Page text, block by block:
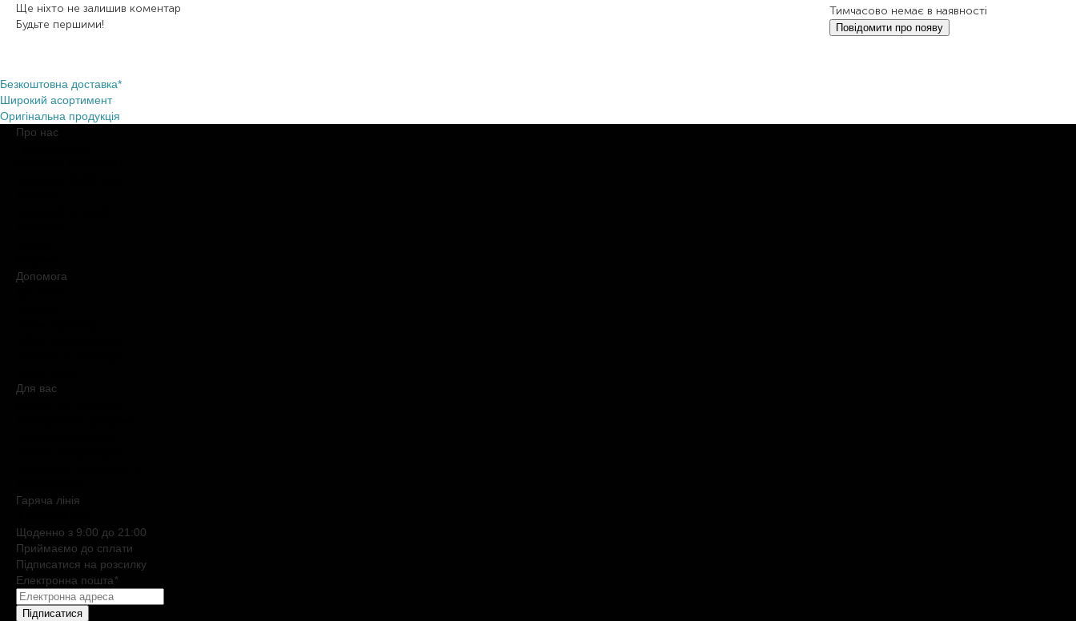
Ще ніхто не залишив коментар
Будьте першими!
Тимчасово немає в наявності
Повідомити про появу
Безкоштовна доставка*
Широкий асортимент
Оригінальна продукція
Про нас
Допомога
Для вас
Гаряча лiнiя
Щоденно з 9:00 до 21:00
Приймаємо до сплати
Підписатися на розсилку
Електронна пошта*
Підписатися